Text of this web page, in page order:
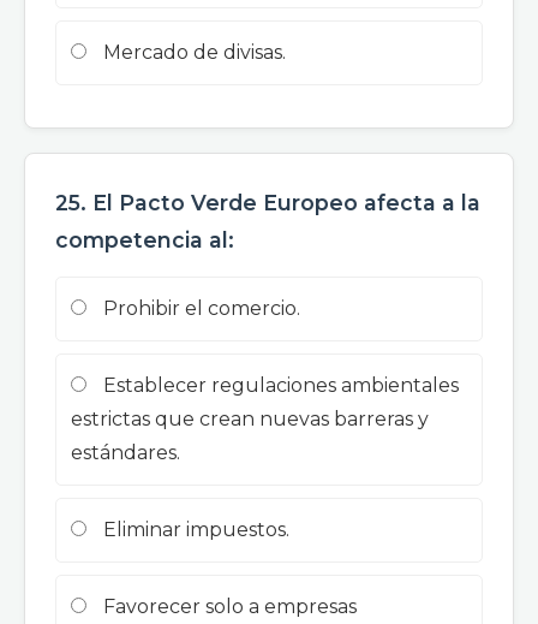
Mercado de divisas.
25. El Pacto Verde Europeo afecta a la
competencia al:
Prohibir el comercio.
Establecer regulaciones ambientales
estrictas que crean nuevas barreras y
estándares.
Eliminar impuestos.
Favorecer solo a empresas